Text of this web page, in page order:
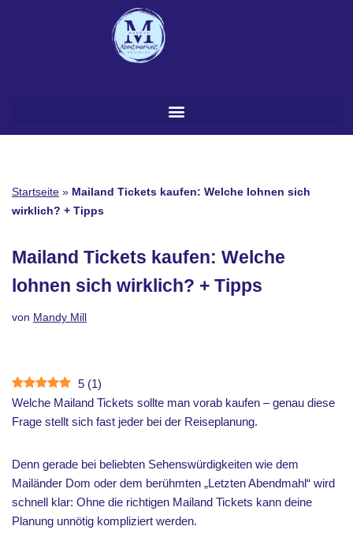
Startseite » Mailand Tickets kaufen: Welche lohnen sich
wirklich? + Tipps
Mailand Tickets kaufen: Welche
lohnen sich wirklich? + Tipps
von Mandy Mill
5 (1)
Welche Mailand Tickets sollte man vorab kaufen – genau diese
Frage stellt sich fast jeder bei der Reiseplanung.
Denn gerade bei beliebten Sehenswürdigkeiten wie dem
Mailänder Dom oder dem berühmten „Letzten Abendmahl“ wird
schnell klar: Ohne die richtigen Mailand Tickets kann deine
Planung unnötig kompliziert werden.